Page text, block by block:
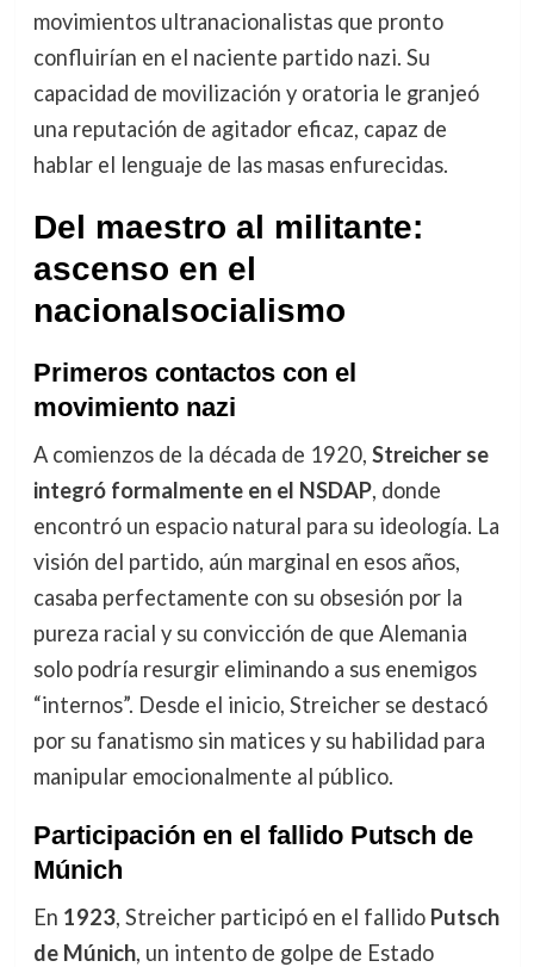
movimientos ultranacionalistas que pronto
confluirían en el naciente partido nazi. Su
capacidad de movilización y oratoria le granjeó
una reputación de agitador eficaz, capaz de
hablar el lenguaje de las masas enfurecidas.
Del maestro al militante:
ascenso en el
nacionalsocialismo
Primeros contactos con el
movimiento nazi
A comienzos de la década de 1920, Streicher se
integró formalmente en el NSDAP, donde
encontró un espacio natural para su ideología. La
visión del partido, aún marginal en esos años,
casaba perfectamente con su obsesión por la
pureza racial y su convicción de que Alemania
solo podría resurgir eliminando a sus enemigos
“internos”. Desde el inicio, Streicher se destacó
por su fanatismo sin matices y su habilidad para
manipular emocionalmente al público.
Participación en el fallido Putsch de
Múnich
En 1923, Streicher participó en el fallido Putsch
de Múnich, un intento de golpe de Estado